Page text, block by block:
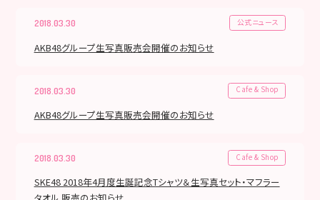
2018.03.30 公式ニュース
AKB48グループ生写真販売会開催のお知らせ
2018.03.30 Cafe & Shop
AKB48グループ生写真販売会開催のお知らせ
2018.03.30 Cafe & Shop
SKE48 2018年4月度生誕記念Tシャツ＆生写真セット・マフラー